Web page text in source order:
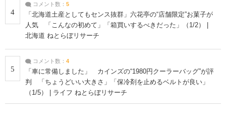
4
コメント数： 5
「北海道土産としてもセンス抜群」六花亭の“店舗限定”お菓子が
人気 「こんなの初めて」「箱買いするべきだった」（1/2） |
北海道 ねとらぼリサーチ
5
コメント数： 4
「車に常備しました」 カインズの“1980円クーラーバッグ”が評
判 「ちょうどいい大きさ」「保冷剤を止めるベルトが良い」
（1/5） | ライフ ねとらぼリサーチ